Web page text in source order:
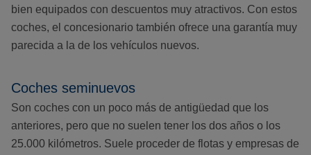
bien equipados con descuentos muy atractivos. Con estos
coches, el concesionario también ofrece una garantía muy
parecida a la de los vehículos nuevos.
Coches seminuevos
Son coches con un poco más de antigüedad que los
anteriores, pero que no suelen tener los dos años o los
25.000 kilómetros. Suele proceder de flotas y empresas de